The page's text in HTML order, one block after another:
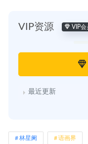
VIP资源 VIP会
最近更新
林星阑 语画界